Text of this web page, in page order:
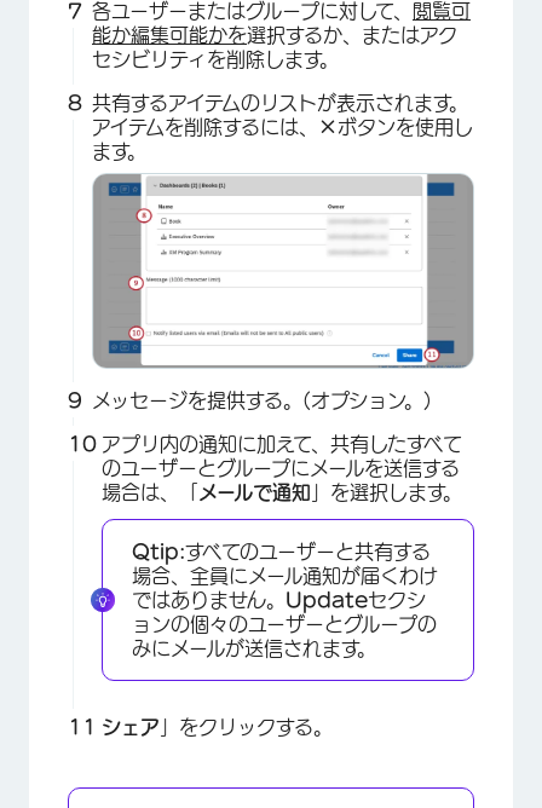
×
×
各ユーザーまたはグループに対して、
閲覧可
能か編集可能かを選択するか、またはアク
セシビリティを削除します。
共有するアイテムのリストが表示されます。
アイテムを削除するには、
×ボタンを使用し
ます。
メッセージを提供する。(オプション。)
アプリ内の通知に加えて、共有したすべて
のユーザーとグループにメールを送信する
場合は、「
メールで通知 」を選択します。
Qtip:すべてのユーザーと共有する
場合、全員にメール通知が届くわけ
ではありません。 Updateセクシ
ョンの個々のユーザーとグループの
みにメールが送信されます。
シェア 」をクリックする。